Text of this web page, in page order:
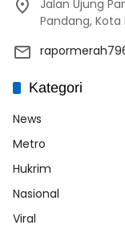
Jalan Ujung
Pandang, Kota
Kategori
News
Metro
Hukrim
Nasional
Viral